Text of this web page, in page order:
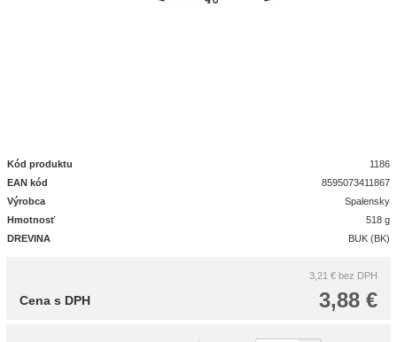
Kód produktu
1186
EAN kód
8595073411867
Výrobca
Spalensky
Hmotnosť
518 g
DREVINA
BUK (BK)
3,21 € bez DPH
3,88 €
Cena s DPH